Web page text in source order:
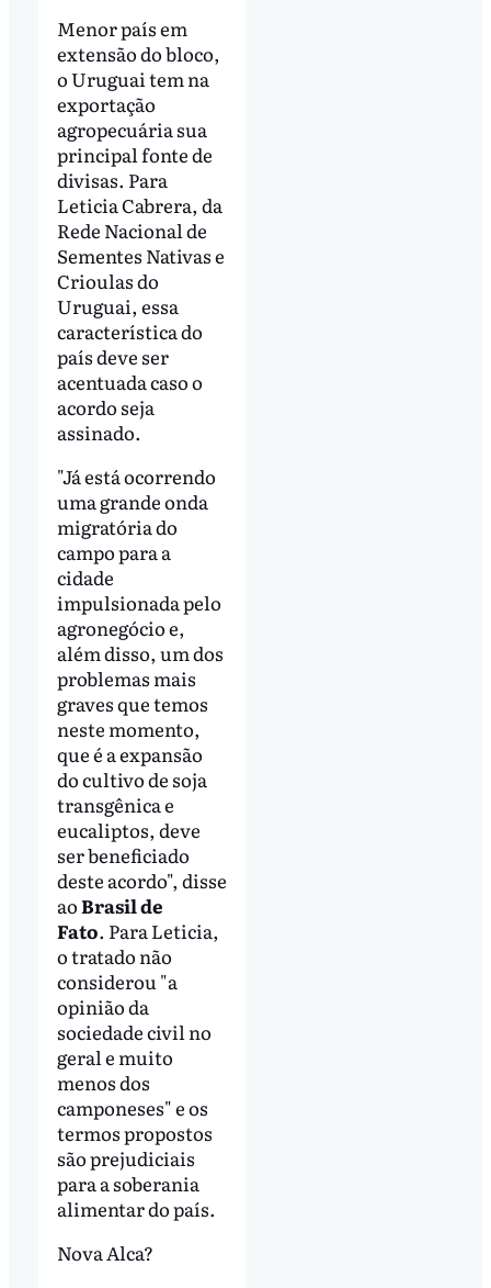
Menor país em
extensão do bloco,
o Uruguai tem na
exportação
agropecuária sua
principal fonte de
divisas. Para
Leticia Cabrera, da
Rede Nacional de
Sementes Nativas e
Crioulas do
Uruguai, essa
característica do
país deve ser
acentuada caso o
acordo seja
assinado.
"Já está ocorrendo
uma grande onda
migratória do
campo para a
cidade
impulsionada pelo
agronegócio e,
além disso, um dos
problemas mais
graves que temos
neste momento,
que é a expansão
do cultivo de soja
transgênica e
eucaliptos, deve
ser beneficiado
deste acordo", disse
aoBrasil de
Fato. Para Leticia,
o tratado não
considerou "a
opinião da
sociedade civil no
geral e muito
menos dos
camponeses" e os
termos propostos
são prejudiciais
para a soberania
alimentar do país.
Nova Alca?